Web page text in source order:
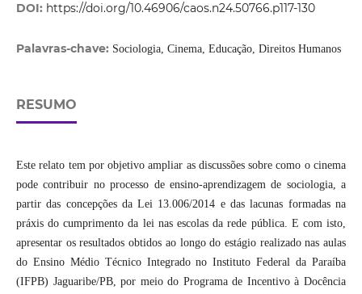
DOI: https://doi.org/10.46906/caos.n24.50766.p117-130
Palavras-chave: Sociologia, Cinema, Educação, Direitos Humanos
RESUMO
Este relato tem por objetivo ampliar as discussões sobre como o cinema
pode contribuir no processo de ensino-aprendizagem de sociologia, a
partir das concepções da Lei 13.006/2014 e das lacunas formadas na
práxis do cumprimento da lei nas escolas da rede pública. E com isto,
apresentar os resultados obtidos ao longo do estágio realizado nas aulas
do Ensino Médio Técnico Integrado no Instituto Federal da Paraíba
(IFPB) Jaguaribe/PB, por meio do Programa de Incentivo à Docência